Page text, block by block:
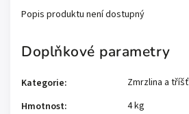
Popis produktu není dostupný
Doplňkové parametry
Kategorie:
Zmrzlina a tříšť
Hmotnost: 4 kg